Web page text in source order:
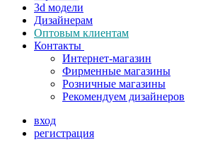
3d модели
Дизайнерам
Оптовым клиентам
Контакты
Интернет-магазин
Фирменные магазины
Розничные магазины
Рекомендуем дизайнеров
вход
регистрация